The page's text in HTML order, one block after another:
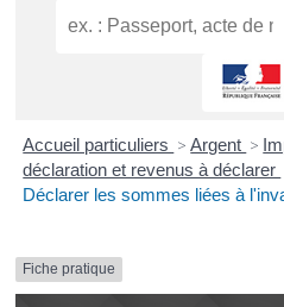
Accueil particuliers > Argent >
déclaration et revenus à déclarer
Déclarer les sommes liées à
Fiche pratique